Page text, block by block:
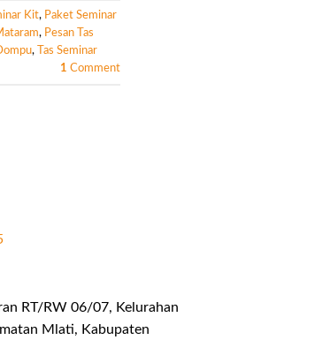
Kit, Paket Seminar
, Pesan Tas
,
Tas Seminar
1 Comment
RT/RW 06/07, Kelurahan
Mlati, Kabupaten